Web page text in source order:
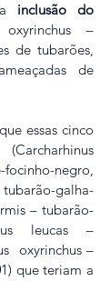
inclusão do
–
de tubarões,
de
essas cinco
negro,
galha-
– tubarão-
leucas –
oxyrinchus –